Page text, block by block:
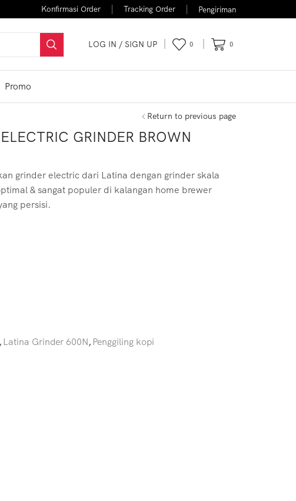
Konfirmasi Order Tracking Order Pengiriman
LOG IN / SIGN UP 0 0
Promo
Return to previous page
GRINDER BROWN
grinder electric dari Latina dengan grinder skala
& sangat populer di kalangan home brewer
persisi.
, Latina Grinder 600N, Penggiling kopi